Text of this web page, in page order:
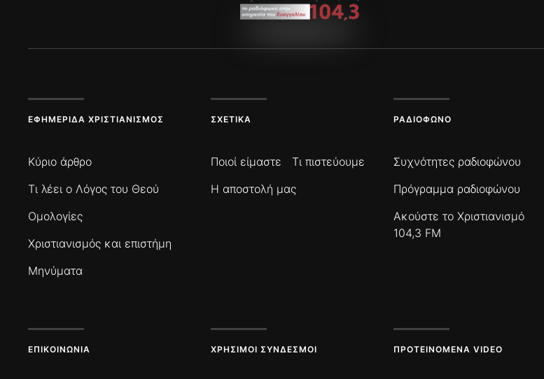
ΕΦΗΜΕΡΊΔΑ ΧΡΙΣΤΙΑΝΙΣΜΌΣ
Κύριο άρθρο
Τι λέει ο Λόγος του Θεού
Ομολογίες
Χριστιανισμός και επιστήμη
Μηνύματα
ΣΧΕΤΙΚΆ
Ποιοί είμαστε
Τι πιστεύουμε
Η αποστολή μας
ΡΑΔΙΌΦΩΝΟ
Συχνότητες ραδιοφώνου
Πρόγραμμα ραδιοφώνου
Ακούστε το Χριστιανισμό
104,3 FM
ΕΠΙΚΟΙΝΩΝΊΑ ΧΡΉΣΙΜΟΙ ΣΎΝΔΕΣΜΟΙ ΠΡΟΤΕΙΝΌΜΕΝΑ VIDEO